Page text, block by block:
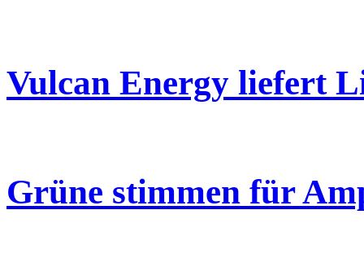
Vulcan Energy liefert
Grüne stimmen für